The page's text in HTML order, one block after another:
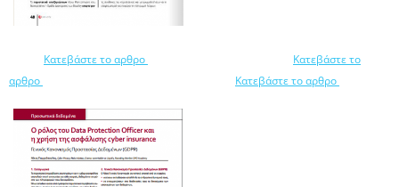
Κατεβάστε το αρθρο
Κατεβάστε το
αρθρο
Κατεβάστε το αρθρο